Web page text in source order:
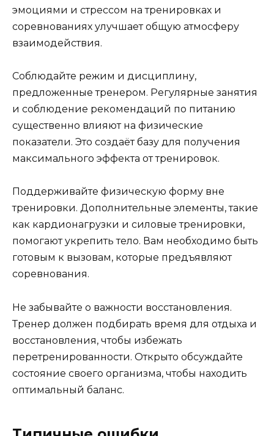
эмоциями и стрессом на тренировках и
соревнованиях улучшает общую атмосферу
взаимодействия.
Соблюдайте режим и дисциплину,
предложенные тренером. Регулярные занятия
и соблюдение рекомендаций по питанию
существенно влияют на физические
показатели. Это создаёт базу для получения
максимального эффекта от тренировок.
Поддерживайте физическую форму вне
тренировки. Дополнительные элементы, такие
как кардионагрузки и силовые тренировки,
помогают укрепить тело. Вам необходимо быть
готовым к вызовам, которые предъявляют
соревнования.
Не забывайте о важности восстановления.
Тренер должен подбирать время для отдыха и
восстановления, чтобы избежать
перетренированности. Открыто обсуждайте
состояние своего организма, чтобы находить
оптимальный баланс.